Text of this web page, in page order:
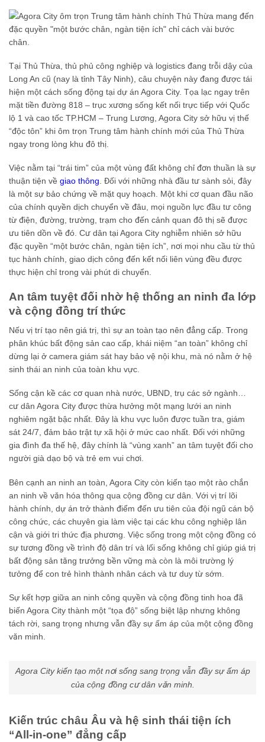
Tại Thủ Thừa, thủ phủ công nghiệp và logistics đang trỗi dậy của
Long An cũ (nay là tỉnh Tây Ninh), câu chuyện này đang được tái
hiện một cách sống động tại dự án Agora City. Tọa lạc ngay trên
mặt tiền đường 818 – trục xương sống kết nối trực tiếp với Quốc
lộ 1 và cao tốc TP.HCM – Trung Lương, Agora City sở hữu vị thế
“độc tôn” khi ôm trọn Trung tâm hành chính mới của Thủ Thừa
ngay trong lòng khu đô thị.
Việc nằm tại “trái tim” của một vùng đất không chỉ đơn thuần là sự
thuận tiện về giao thông. Đối với những nhà đầu tư sành sỏi, đây
là một sự bảo chứng về mặt quy hoạch. Một khi cơ quan đầu não
của chính quyền dịch chuyển về đâu, mọi nguồn lực đầu tư công
từ điện, đường, trường, trạm cho đến cảnh quan đô thị sẽ được
ưu tiên dồn về đó. Cư dân tại Agora City nghiễm nhiên sở hữu
đặc quyền “một bước chân, ngàn tiện ích”, nơi mọi nhu cầu từ thủ
tục hành chính, giao dịch công đến kết nối liên vùng đều được
thực hiện chỉ trong vài phút di chuyển.
An tâm tuyệt đối nhờ hệ thống an ninh đa lớp
và cộng đồng trí thức
Nếu vị trí tạo nên giá trị, thì sự an toàn tạo nên đẳng cấp. Trong
phân khúc bất động sản cao cấp, khái niệm “an toàn” không chỉ
dừng lại ở camera giám sát hay bảo vệ nội khu, mà nó nằm ở hệ
sinh thái an ninh của toàn khu vực.
Sống cận kề các cơ quan nhà nước, UBND, trụ các sở ngành…
cư dân Agora City được thừa hưởng một mạng lưới an ninh
nghiêm ngặt bậc nhất. Đây là khu vực luôn được tuần tra, giám
sát 24/7, đảm bảo trật tự xã hội ở mức cao nhất. Đối với những
gia đình đa thế hệ, đây chính là “vùng xanh” an tâm tuyệt đối cho
người già dạo bộ và trẻ em vui chơi.
Bên cạnh an ninh an toàn, Agora City còn kiến tạo một rào chắn
an ninh về văn hóa thông qua cộng đồng cư dân. Với vị trí lõi
hành chính, dự án trở thành điểm đến ưu tiên của đội ngũ cán bộ
công chức, các chuyên gia làm việc tại các khu công nghiệp lân
cận và giới tri thức địa phương. Việc sống trong một cộng đồng có
sự tương đồng về trình độ dân trí và lối sống không chỉ giúp giá trị
bất động sản tăng trưởng bền vững mà còn là môi trường lý
tưởng để con trẻ hình thành nhân cách và tư duy từ sớm.
Sự kết hợp giữa an ninh công quyền và cộng đồng tinh hoa đã
biến Agora City thành một “tọa độ” sống biệt lập nhưng không
tách rời, sang trọng nhưng vẫn đầy sự ấm áp của một cộng đồng
văn minh.
Agora City kiến tạo một nơi sống sang trọng vẫn đầy sự ấm áp
của cộng đồng cư dân văn minh.
Kiến trúc châu Âu và hệ sinh thái tiện ích
“All-in-one” đẳng cấp